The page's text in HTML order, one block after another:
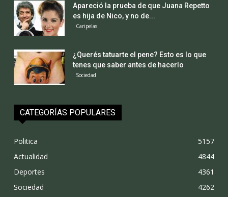
Apareció la prueba de que Juana Repetto
es hija de Nico, y no de...
Caripelas
¿Querés tatuarte el pene? Esto es lo que
tenes que saber antes de hacerlo
Sociedad
CATEGORÍAS POPULARES
Politica
5157
Actualidad
4844
Deportes
4361
Sociedad
4262